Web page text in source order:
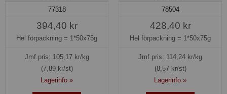
77318
394,40 kr
Hel förpackning = 1*50x75g
Jmf.pris: 105,17kr/kg
(7,89 kr/st)
Lagerinfo »
78504
428,40 kr
Hel förpackning = 1*50x75g
Jmf.pris: 114,24 kr/kg
(8,57 kr/st)
Lagerinfo »